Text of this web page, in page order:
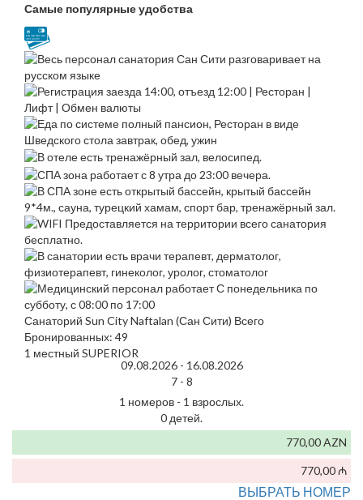
Самые популярные удобства
Санаторий Sun City Naftalan (Сан Сити) Всего
Бронированных: 49
1 местный SUPERIOR
09.08.2026 - 16.08.2026
7 - 8
1 номеров - 1 взрослых.
0 детей.
770,00 AZN
770,00 ₼
ВЫБРАТЬ НОМЕР